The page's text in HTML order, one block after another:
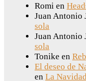
Romi en
Juan Antonio
sola
Juan Antonio
sola
Tonike en
El deseo de
en La